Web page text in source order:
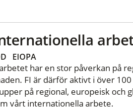
EIOPA
har en stor påverkan på
FI är därför aktivt i över
på regional, europeisk och
vårt internationella arbete.